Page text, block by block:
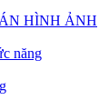
HÌNH ẢNH
năng